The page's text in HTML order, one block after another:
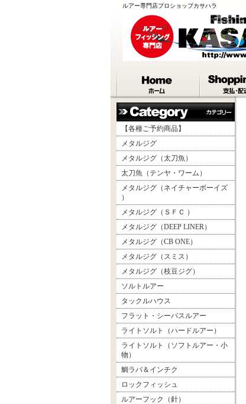
ルアー専門店プロショップカサハラ
【各種ご予約商品】
メタルジグ
メタルジグ（太刀魚）
太刀魚（テンヤ・ワーム）
メタルジグ（ネイチャーボーイズ
）
メタルジグ（ＳＦＣ ）
メタルジグ（DEEP LINER）
メタルジグ（CB ONE）
メタルジグ（スミス）
メタルジグ（枝豆ジグ）
ソルトルアー
タックルハウス
フラット・シーバスルアー
ライトソルト（ハードルアー）
ライトソルト（ソフトルアー・小
物）
鯛ラバ＆インチク
ロックフィッシュ
ルアーフック（針）